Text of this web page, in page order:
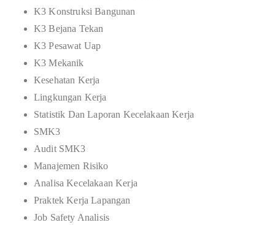
K3 Konstruksi Bangunan
K3 Bejana Tekan
K3 Pesawat Uap
K3 Mekanik
Kesehatan Kerja
Lingkungan Kerja
Statistik Dan Laporan Kecelakaan Kerja
SMK3
Audit SMK3
Manajemen Risiko
Analisa Kecelakaan Kerja
Praktek Kerja Lapangan
Job Safety Analisis